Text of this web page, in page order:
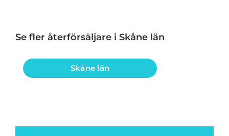
Se fler återförsäljare i Skåne län
Skåne län